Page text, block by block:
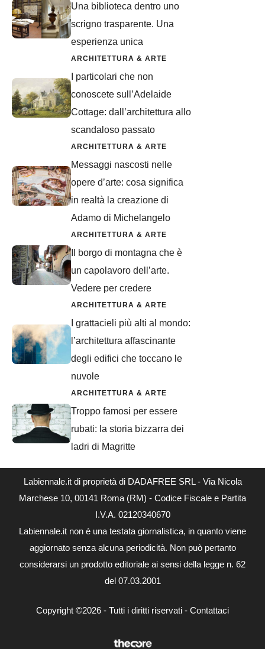
Una biblioteca dentro uno
scrigno trasparente. Una
esperienza unica
ARCHITETTURA & ARTE
I particolari che non
conoscete sull’Adelaide
Cottage: dall’architettura allo
scandaloso passato
ARCHITETTURA & ARTE
Messaggi nascosti nelle
opere d’arte: cosa significa
in realtà la creazione di
Adamo di Michelangelo
ARCHITETTURA & ARTE
Il borgo di montagna che è
un capolavoro dell’arte.
Vedere per credere
ARCHITETTURA & ARTE
I grattacieli più alti al mondo:
l’architettura affascinante
degli edifici che toccano le
nuvole
ARCHITETTURA & ARTE
Troppo famosi per essere
rubati: la storia bizzarra dei
ladri di Magritte
Labiennale.it di proprietà di DADAFREE SRL - Via Nicola
Marchese 10, 00141 Roma (RM) - Codice Fiscale e Partita
I.V.A. 02120340670
Labiennale.it non è una testata giornalistica, in quanto viene
aggiornato senza alcuna periodicità. Non può pertanto
considerarsi un prodotto editoriale ai sensi della legge n. 62
del 07.03.2001
Copyright ©2026 - Tutti i diritti riservati - Contattaci